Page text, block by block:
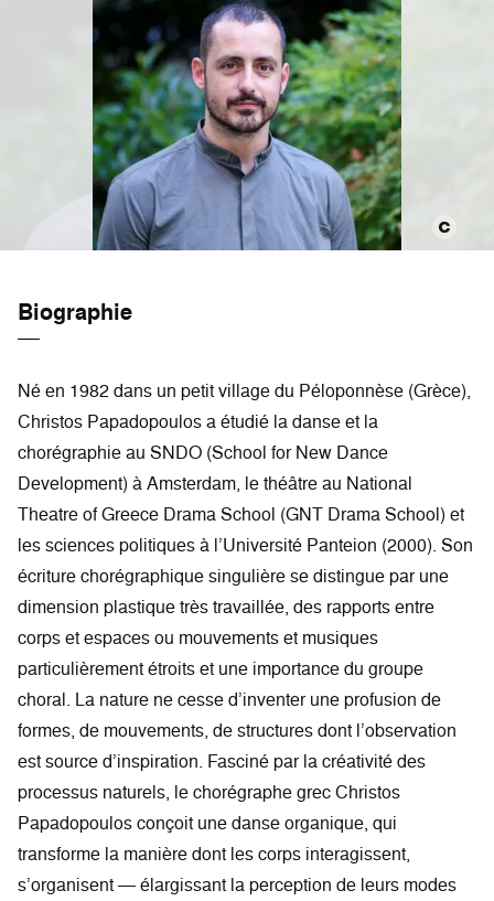
Biographie
Né en 1982 dans un petit village du Péloponnèse (Grèce),
Christos Papadopoulos a étudié la danse et la
chorégraphie au SNDO (School for New Dance
Development) à Amsterdam, le théâtre au National
Theatre of Greece Drama School (GNT Drama School) et
les sciences politiques à l’Université Panteion (2000). Son
écriture chorégraphique singulière se distingue par une
dimension plastique très travaillée, des rapports entre
corps et espaces ou mouvements et musiques
particulièrement étroits et une importance du groupe
choral. La nature ne cesse d’inventer une profusion de
formes, de mouvements, de structures dont l’observation
est source d’inspiration. Fasciné par la créativité des
processus naturels, le chorégraphe grec Christos
Papadopoulos conçoit une danse organique, qui
transforme la manière dont les corps interagissent,
s’organisent — élargissant la perception de leurs modes